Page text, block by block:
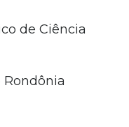
de Ciência
Rondônia